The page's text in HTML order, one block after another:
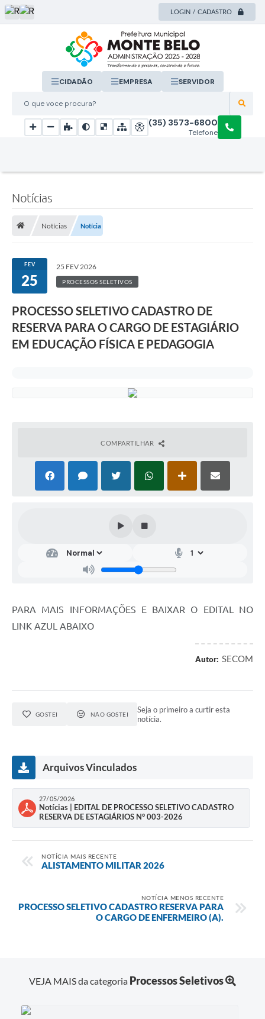
LOGIN / CADASTRO
O que voce procura?
CIDADÃO EMPRESA SERVIDOR
Telefone
(35) 3573-6800
Notícias
Notícias Notícia
FEV
25
25 FEV 2026
PROCESSOS SELETIVOS
PROCESSO SELETIVO CADASTRO DE
RESERVA PARA O CARGO DE ESTAGIÁRIO
EM EDUCAÇÃO FÍSICA E PEDAGOGIA
COMPARTILHAR
PARA MAIS INFORMAÇÕES E BAIXAR O EDITAL NO
LINK AZUL ABAIXO
Autor: SECOM
GOSTEI NÃO GOSTEI
Seja o primeiro a curtir esta
notícia.
Arquivos Vinculados
27/05/2026
Notícias | EDITAL DE PROCESSO SELETIVO CADASTRO
RESERVA DE ESTAGIÁRIOS N° 003-2026
NOTÍCIA MAIS RECENTE
ALISTAMENTO MILITAR 2026
NOTÍCIA MENOS RECENTE
PROCESSO SELETIVO CADASTRO RESERVA PARA
O CARGO DE ENFERMEIRO (A).
VEJA MAIS da categoria Processos Seletivos